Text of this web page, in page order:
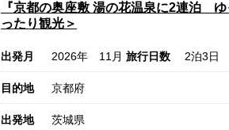
『京都の奥座敷 湯の花温泉に2連泊
ったり観光＞
出発月 2026年 11月 旅行日数 2泊3日
目的地 京都府
出発地 茨城県